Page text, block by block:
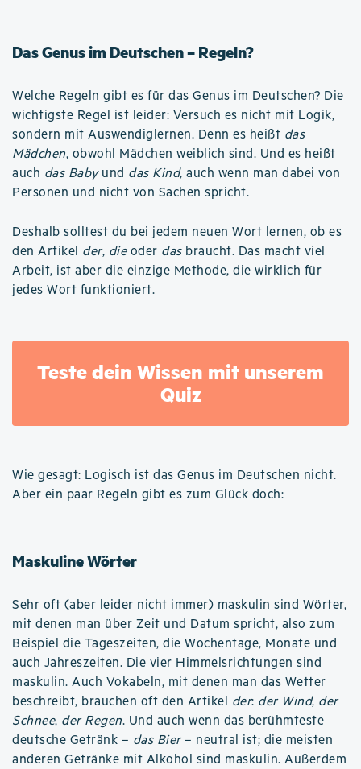
Das Genus im Deutschen – Regeln?
Welche Regeln gibt es für das Genus im Deutschen? Die
wichtigste Regel ist leider: Versuch es nicht mit Logik,
sondern mit Auswendiglernen. Denn es heißt das
Mädchen, obwohl Mädchen weiblich sind. Und es heißt
auch das Babyund das Kind, auch wenn man dabei von
Personen und nicht von Sachen spricht.
Deshalb solltest du bei jedem neuen Wort lernen, ob es
den Artikel der, dieoder dasbraucht. Das macht viel
Arbeit, ist aber die einzige Methode, die wirklich für
jedes Wort funktioniert.
Teste dein Wissen mit unserem
Quiz
Wie gesagt: Logisch ist das Genus im Deutschen nicht.
Aber ein paar Regeln gibt es zum Glück doch:
Maskuline Wörter
Sehr oft (aber leider nicht immer) maskulin sind Wörter,
mit denen man über Zeit und Datum spricht, also zum
Beispiel die Tageszeiten, die Wochentage, Monate und
auch Jahreszeiten. Die vier Himmelsrichtungen sind
maskulin. Auch Vokabeln, mit denen man das Wetter
beschreibt, brauchen oft den Artikel der: der Wind, der
Schnee, der Regen. Und auch wenn das berühmteste
deutsche Getränk – das Bier– neutral ist; die meisten
anderen Getränke mit Alkohol sind maskulin. Außerdem